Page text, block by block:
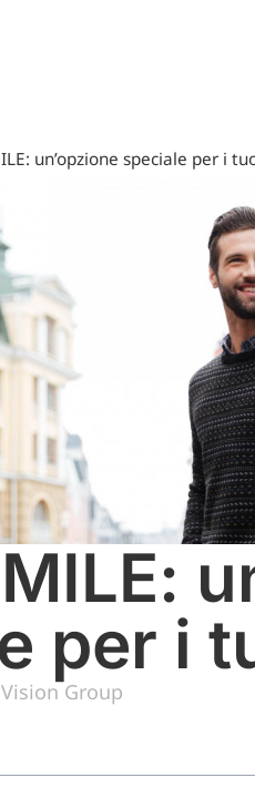
un’opzione speciale per i
per i
Group